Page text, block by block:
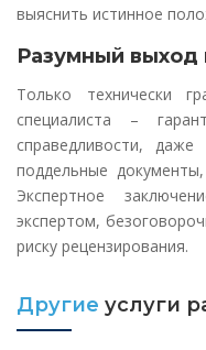
выяснить истинное
Разумный выход
Только технически
специалиста –
справедливости,
поддельные
Экспертное
экспертом,
риску рецензирования.
Другие услуги